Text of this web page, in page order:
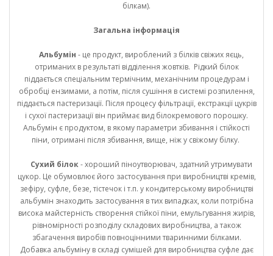
білкам).
Загальна інформація
Альбумін - це продукт, вироблений з білків свіжих яєць,
отриманих в результаті відділення жовтків. Рідкий білок
піддається спеціальним термічним, механічним процедурам і
обробці ензимами, а потім, після сушіння в системі розпилення,
піддається пастеризації. Після процесу фільтрації, екстракції цукрів
і сухої пастеризації він приймає вид білокремового порошку.
Альбумін є продуктом, в якому параметри збивання і стійкості
піни, отримані після збивання, вище, ніж у свіжому білку.
Сухий білок- хороший піноутворювач, здатний утримувати
цукор. Це обумовлює його застосування при виробництві кремів,
зефіру, суфле, безе, тістечок і т.п. у кондитерському виробництві
альбумін знаходить застосування в тих випадках, коли потрібна
висока майстерність створення стійкої піни, емульгування жирів,
рівномірності розподілу складових виробництва, а також
збагачення виробів повноцінними тваринними білками.
Добавка альбуміну в складі сумішей для виробництва суфле дає